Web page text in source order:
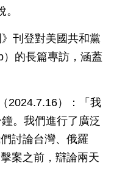
刊登對美國共和黨
的長篇專訪，涵蓋
2024.7.16）：「我
。我們進行了廣泛
討論台灣、俄羅
案之前，辯論兩天